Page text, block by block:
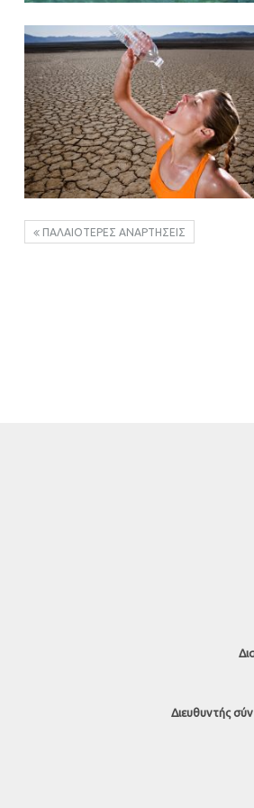
ΠΑΛΑΙΌΤΕΡΕΣ ΑΝΑΡΤΉΣΕΙΣ
Διευθυντής